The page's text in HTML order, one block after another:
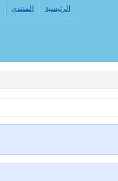
الرئيسية المنتدى